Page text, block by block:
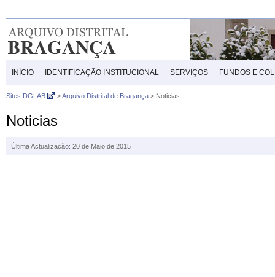
INÍCIO IDENTIFICAÇÃO INSTITUCIONAL SERVIÇOS FUNDOS E
Sites DGLAB >Arquivo Distrital de Bragança > Noticias
Noticias
Última Actualização: 20 de Maio de 2015